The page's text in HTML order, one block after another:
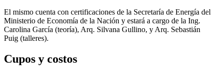
El mismo cuenta con certificaciones de la Secretaría de Energía del
Ministerio de Economía de la Nación y estará a cargo de la Ing.
Carolina García (teoría), Arq. Silvana Gullino, y Arq. Sebastián
Puig (talleres).
Cupos y costos